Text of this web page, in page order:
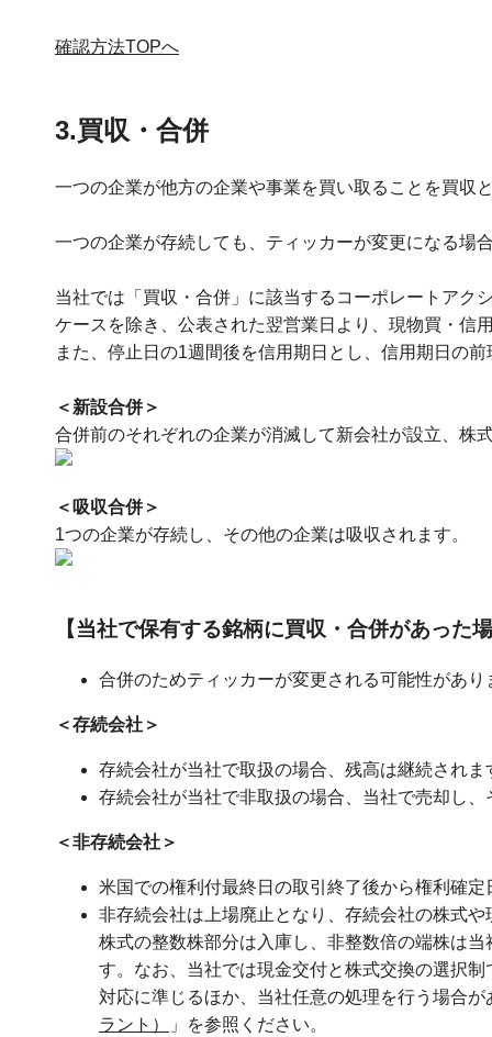
確認方法TOPへ
3.買収・合併
一つの企業が他方の企業や事業を買い取ることを買収
一つの企業が存続しても、ティッカーが変更になる場
当社では「買収・合併」に該当するコーポレートアク
ケースを除き、公表された翌営業日より、現物買・信
また、停止日の1週間後を信用期日とし、信用期日の
＜新設合併＞
合併前のそれぞれの企業が消滅して新会社が設立、株
＜吸収合併＞
1つの企業が存続し、その他の企業は吸収されます。
【当社で保有する銘柄に買収・合併があった
合併のためティッカーが変更される可能性があり
＜存続会社＞
存続会社が当社で取扱の場合、残高は継続されま
存続会社が当社で非取扱の場合、当社で売却し
＜非存続会社＞
米国での権利付最終日の取引終了後から権利確
非存続会社は上場廃止となり、存続会社の株式
株式の整数株部分は入庫し、非整数倍の端株は
す。なお、当社では現金交付と株式交換の選択
対応に準じるほか、当社任意の処理を行う場合
ラント）
」を参照ください。